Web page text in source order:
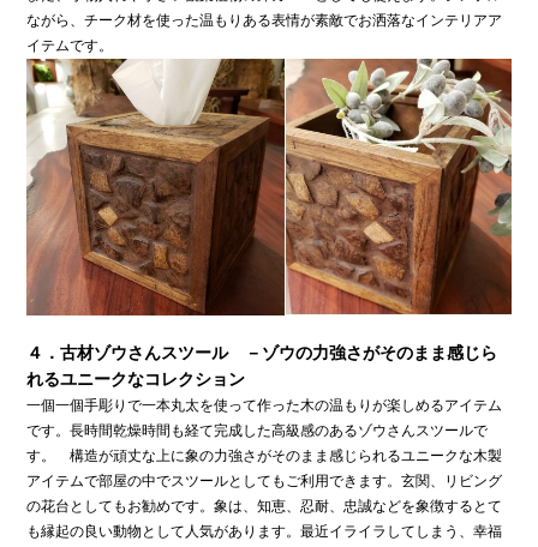
ながら、チーク材を使った温もりある表情が素敵でお洒落なインテリアア
イテムです。
４．古材ゾウさんスツール －ゾウの力強さがそのまま感じら
れるユニークなコレクション
一個一個手彫りで一本丸太を使って作った木の温もりが楽しめるアイテム
です。長時間乾燥時間も経て完成した高級感のあるゾウさんスツールで
す。 構造が頑丈な上に象の力強さがそのまま感じられるユニークな木製
アイテムで部屋の中でスツールとしてもご利用できます。玄関、リビング
の花台としてもお勧めです。象は、知恵、忍耐、忠誠などを象徴するとて
も縁起の良い動物として人気があります。最近イライラしてしまう、幸福